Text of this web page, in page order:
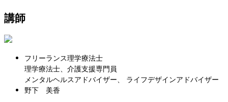
講師
フリーランス理学療法士
理学療法士、介護支援専門員
メンタルヘルスアドバイザー、 ライフデザインアドバイザー
野下 美香